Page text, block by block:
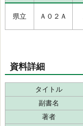
県立 Ａ０２Ａ
資料詳細
タイトル
副書名
著者